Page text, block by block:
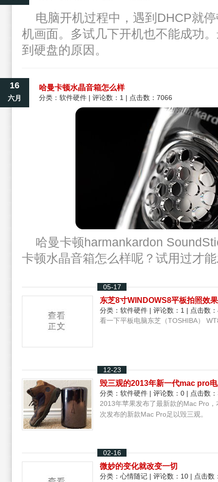
电脑开机过程中，遇到DHCP就
机画面。多试几下开机也不能成功
到硬盘的原因。
16
六月
哈曼卡顿水晶音箱怎么样
分类： 软件硬件 | 评论数：1 | 点击数：7066
哈曼卡顿harmankardon
卡顿水晶音箱怎么样呢？试用过才
05-17
东芝8寸WINDOWS8平板拍照效
分类： 软件硬件 | 评论数：1 | 点击数
看一下平板电脑东芝（TOSHIBA）
12-23
毁三观的2013年新一代mac pro
分类： 软件硬件 | 评论数：0 | 点击数
2013年苹果发布了最新款的Mac Pro
次发布的新款Mac Pro足以毁三观。
02-16
微妙的变化就改变一切
分类： 心情随记 | 评论数：10 | 点击数